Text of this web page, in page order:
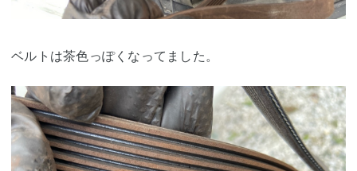
ベルトは茶色っぽくなってました。